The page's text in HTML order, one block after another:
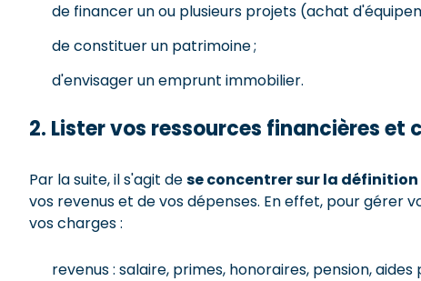
de financer un ou plusieurs projets (achat
de constituer un patrimoine ;
d'envisager un emprunt immobilier.
2. Lister vos ressources financières et
Par la suite, il s'agit dese concentrer sur la
vos revenus et de vos dépenses. En effet, pour gérer
vos charges :
revenus : salaire, primes, honoraires, pension,